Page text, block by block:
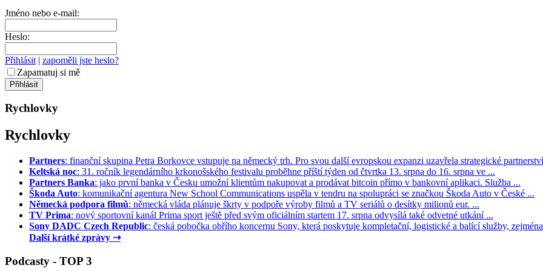
Jméno nebo e-mail:
Heslo:
Přihlásit | zapoměli jste heslo?
Zapamatuj si mě
Rychlovky
Rychlovky
Partners: finanční skupina Petra Borkovce vstupuje na německý trh. Pro svou další evropskou expanzi uzavřela strategické
Keltská noc: 31. ročník legendárního krkonošského festivalu proběhne příští týden od čtvrtka 13. srpna do 16. srpna ve ...
Partners Banka: jako první banka v Česku umožní klientům nakupovat a prodávat bitcoin přímo v bankovní aplikaci. Služba ...
Škoda Auto: komunikační agentura New School Communications uspěla v tendru na spolupráci se značkou Škoda Auto v České ...
Německá podpora filmů: německá vláda plánuje škrty v podpoře výroby filmů a TV seriálů o desítky milionů eur. ...
TV Prima: nový sportovní kanál Prima sport ještě před svým oficiálním startem 17. srpna odvysílá také odvetné utkání ...
Sony DADC Czech Republic: česká pobočka obřího koncernu Sony, která poskytuje kompletační, logistické a balící služby,
Další krátké zprávy ⇢
Podcasty - TOP 3